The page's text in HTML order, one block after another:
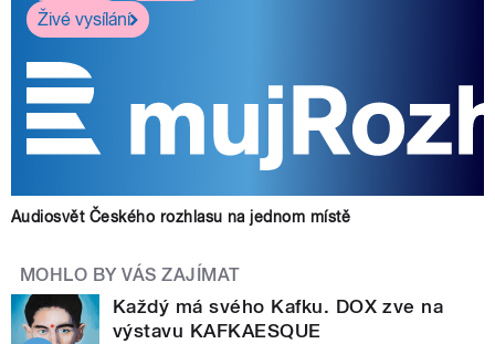
Živé vysílání
Audiosvět Českého rozhlasu na jednom místě
MOHLO BY VÁS ZAJÍMAT
Každý má svého Kafku. DOX zve na
výstavu KAFKAESQUE